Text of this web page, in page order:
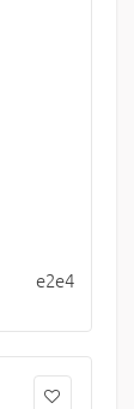
e2e4